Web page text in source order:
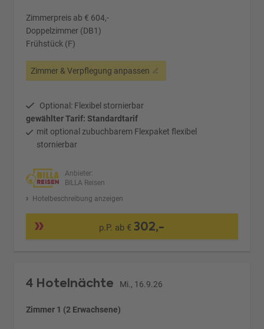
Zimmerpreis ab € 604,-
Doppelzimmer (DB1)
Frühstück (F)
Zimmer & Verpflegung anpassen
Optional: Flexibel stornierbar
gewählter Tarif: Standardtarif
mit optional zubuchbarem Flexpaket flexibel
stornierbar
Anbieter:
BILLA Reisen
Hotelbeschreibung anzeigen
p.P. ab €302,-
4 Hotelnächte Mi., 16.9.26
Zimmer 1 (2 Erwachsene)